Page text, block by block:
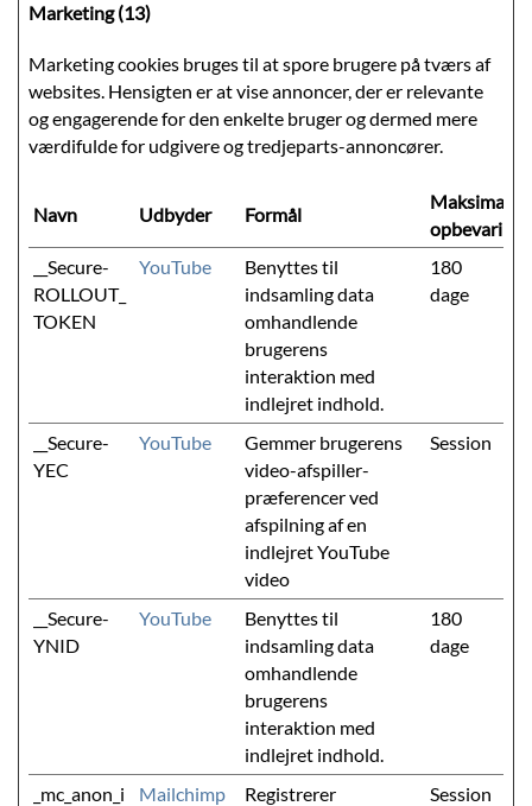
Marketing (13)
Marketing cookies bruges til at spore brugere på tværs af
websites. Hensigten er at vise annoncer, der er relevante
og engagerende for den enkelte bruger og dermed mere
værdifulde for udgivere og tredjeparts-annoncører.
Navn Udbyder Formål
Maksimal
__Secure-
ROLLOUT_
TOKEN
YouTube
Benyttes til
indsamling data
omhandlende
brugerens
interaktion med
indlejret indhold.
180
dage
__Secure-
YEC
YouTube
Gemmer brugerens
video-afspiller-
præferencer ved
afspilning af en
indlejret YouTube
video
Session
__Secure-
YNID
YouTube
Benyttes til
indsamling data
omhandlende
brugerens
interaktion med
indlejret indhold.
180
dage
_mc_anon_i
Mailchimp
Registrerer
Session